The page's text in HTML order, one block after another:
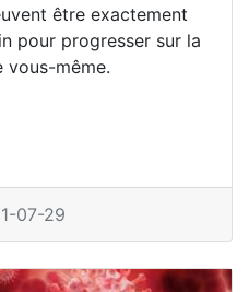
être exactement
pour progresser sur la
vous-même.
07-29